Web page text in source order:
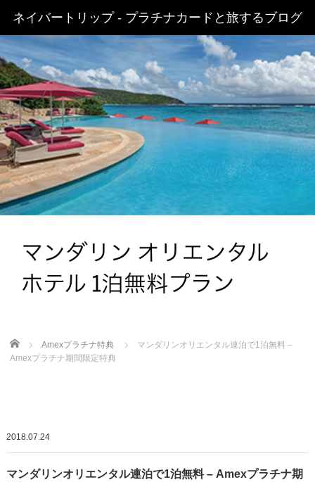
ネイバートリップ - プラチナカードと旅するブログ
Home Amexプラチナ特典
マンダリンオリエンタル連泊で1泊無料 –
Amexプラチナ期間限定特典
2018.07.24
マンダリンオリエンタル連泊で1泊無料 – Amexプラチナ期